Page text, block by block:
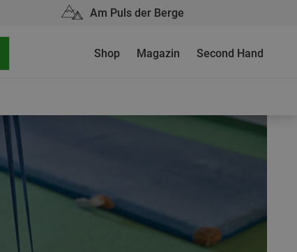
Am Puls der Berge
Shop Magazin Second Hand